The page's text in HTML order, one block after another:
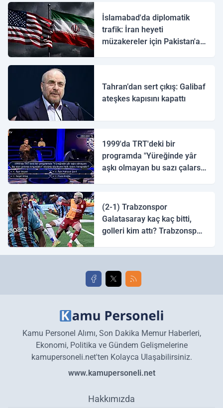
İslamabad'da diplomatik
trafik: İran heyeti
müzakereler için Pakistan'a
Tahran’dan sert çıkış: Galibaf
ateşkes kapısını kapattı
1999'da TRT'deki bir
programda "Yüreğinde yâr
aşkı olmayan bu sazı çalarsa
(2-1) Trabzonspor
Galatasaray kaç kaç bitti,
golleri kim attı? Trabzonspor
golleri!
Kamu Personel Alımı, Son Dakika Memur Haberleri,
Ekonomi, Politika ve Gündem Gelişmelerine
kamupersoneli.net'ten Kolayca Ulaşabilirsiniz.
www.kamupersoneli.net
Hakkımızda